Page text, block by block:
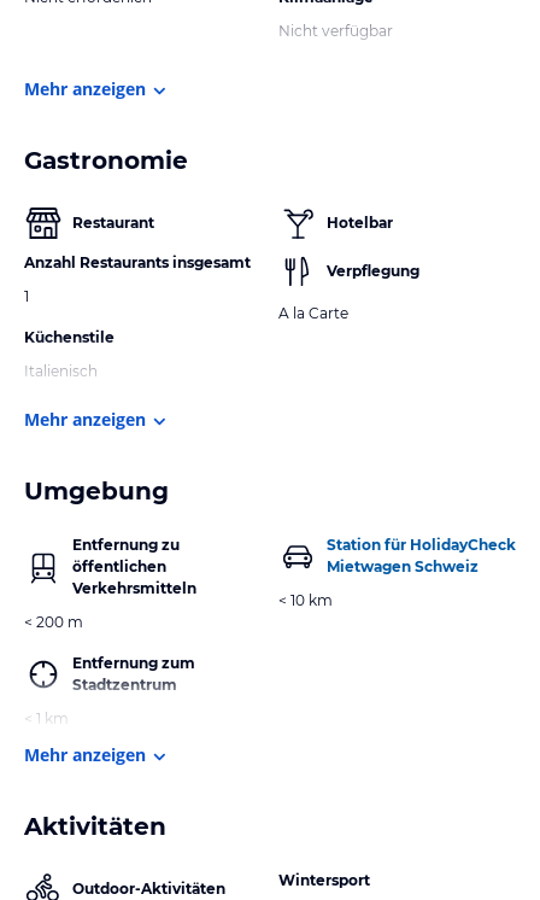
Nicht verfügbar
Mehr anzeigen
Gastronomie
Restaurant
Anzahl Restaurants insgesamt
1
Küchenstile
Italienisch
Hotelbar
Verpflegung
A la Carte
Mehr anzeigen
Umgebung
Entfernung zu
öffentlichen
Verkehrsmitteln
< 200 m
Entfernung zum
Stadtzentrum
< 1 km
Station für HolidayCheck
Mietwagen Schweiz
< 10 km
Mehr anzeigen
Aktivitäten
Outdoor-Aktivitäten
Wintersport